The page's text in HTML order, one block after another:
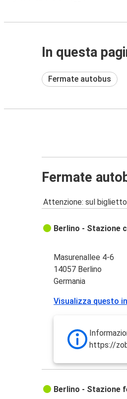
In questa
Fermate autobus
Fermate
Attenzione: sul
Berlino - Stazione
Masurenallee 4-6
14057 Berlino
Germania
Visualizza questo
https://
Berlino - Stazione